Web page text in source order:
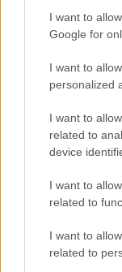
I want to
Google for
I want to
personalized
I want to
related to
device
I want to
related to
I want to
related to
A jelentkezési
Kapcsolat és
413 6517), e-
Akkreditációs
Minősítő
* Nemzeti
Igazgatóság
Azonosító